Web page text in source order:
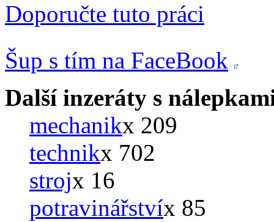
Doporučte tuto práci
Šup s tím na FaceBook
Další inzeráty s
mechanikx 209
technikx 702
strojx 16
potravinářstvíx 85